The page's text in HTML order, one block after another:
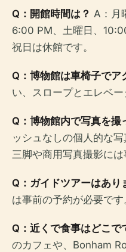
Q：開館時間は？ A：月
6:00 PM、土曜日、
祝日は休館です。
Q：博物館は車椅子でア
い、スロープとエレベー
Q：博物館内で写真を撮
ッシュなしの個人的な
三脚や商用写真撮影には
Q：ガイドツアーはあり
は事前の予約が必要です
Q：近くで食事はどこで
のカフェや、Bonham